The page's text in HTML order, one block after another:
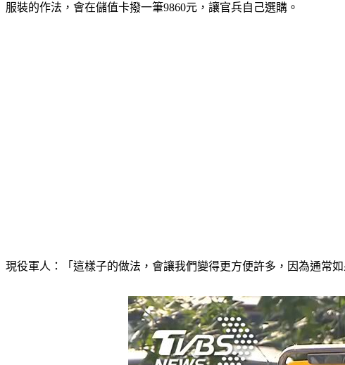
服裝的作法，會在儲值卡撥一筆9860元，讓官兵自己選購。
現役軍人：「這樣子的做法，會讓我們變得更方便許多，因為通常